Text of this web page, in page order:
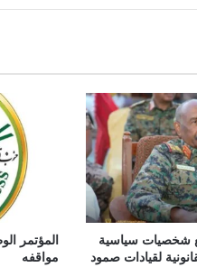
شخصيات سياسية
لقيادات صمود
المؤتمر
مواقفه